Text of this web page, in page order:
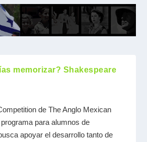
memorizar? Shakespeare
de The Anglo Mexican
para alumnos de
apoyar el desarrollo tanto de